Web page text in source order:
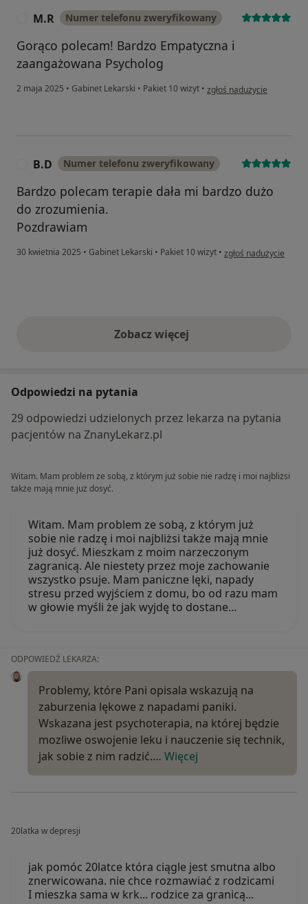
M.R Numer telefonu zweryfikowany
Gorąco polecam! Bardzo Empatyczna i
zaangażowana Psycholog
2 maja 2025 • Gabinet Lekarski • Pakiet 10 wizyt • w opinii użytkownika M.R
zgłoś nadużycie
B.D Numer telefonu zweryfikowany
Bardzo polecam terapie dała mi bardzo dużo
do zrozumienia.
Pozdrawiam
30 kwietnia 2025 • Gabinet Lekarski • Pakiet 10 wizyt • w opinii użytkownika
zgłoś nadużycie
Zobacz więcejopinie powyżej
Odpowiedzi na pytania
29 odpowiedzi udzielonych przez lekarza na pytania
pacjentów na ZnanyLekarz.pl
Witam. Mam problem ze sobą, z którym już sobie nie radzę i moi najbliżsi
także mają mnie już dosyć.
Witam. Mam problem ze sobą, z którym już
sobie nie radzę i moi najbliżsi także mają mnie
już dosyć. Mieszkam z moim narzeczonym
zagranicą. Ale niestety przez moje zachowanie
wszystko psuje. Mam paniczne lęki, napady
stresu przed wyjściem z domu, bo od razu mam
w głowie myśli że jak wyjdę to dostane…
ODPOWIEDŹ LEKARZA:
Problemy, które Pani opisala wskazują na
zaburzenia lękowe z napadami paniki.
Wskazana jest psychoterapia, na której będzie
mozliwe oswojenie leku i nauczenie się technik,
jak sobie z nim radzić.… Więcej
20latka w depresji
jak pomóc 20latce która ciągle jest smutna albo
znerwicowana. nie chce rozmawiać z rodzicami
I mieszka sama w krk... rodzice za granicą...